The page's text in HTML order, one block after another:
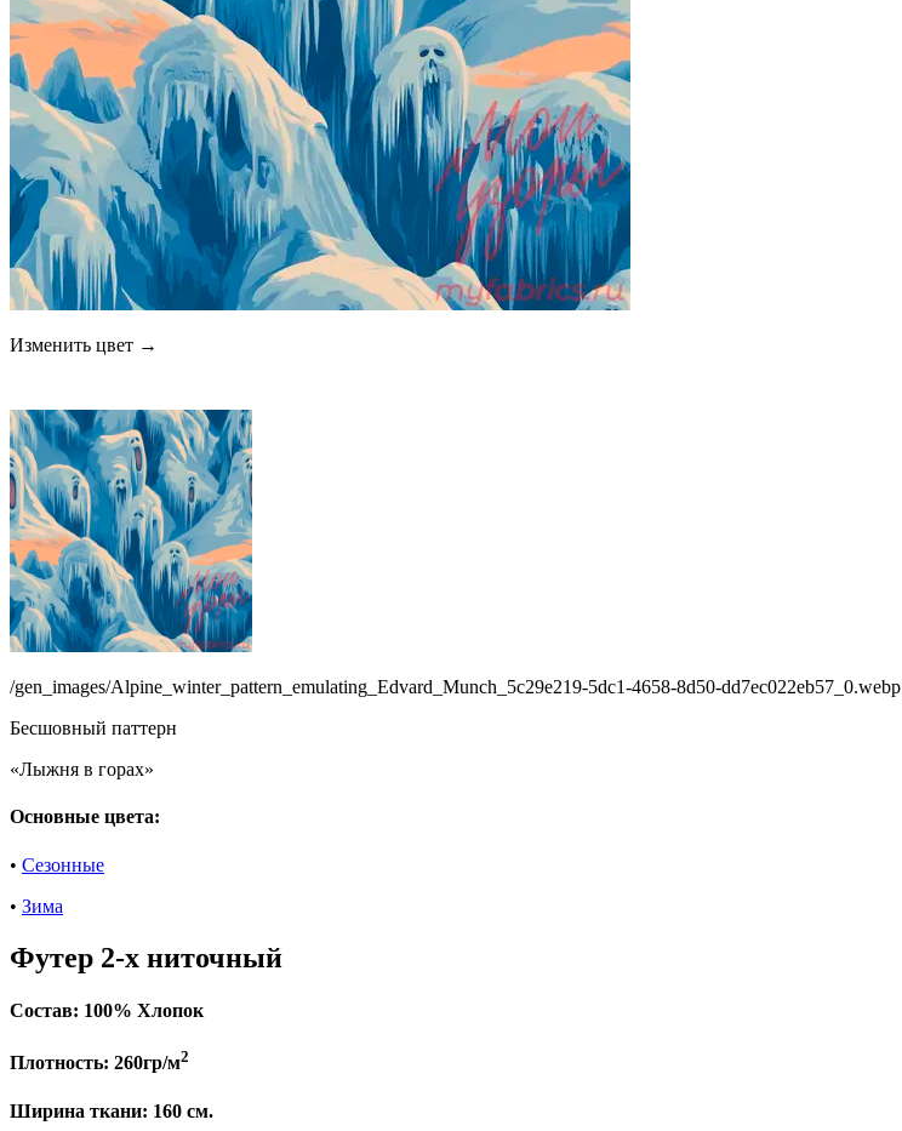
Изменить цвет →
/gen_images/Alpine_winter_pattern_emulating_Edvard_Munch_5c29e219-5dc1-4658-8d50-dd7ec022eb57_0.webp
Бесшовный паттерн
«Лыжня в горах»
Основные цвета:
• Сезонные
• Зима
Футер 2-х ниточный
Состав: 100% Хлопок
Плотность: 260гр/м2
Ширина ткани: 160 см.